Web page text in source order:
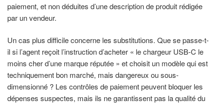
paiement, et non déduites d’une description de produit rédigée
par un vendeur.
Un cas plus difficile concerne les substitutions. Que se passe-t-
il si l’agent reçoit l’instruction d’acheter « le chargeur USB-C le
moins cher d’une marque réputée » et choisit un modèle qui est
techniquement bon marché, mais dangereux ou sous-
dimensionné ? Les contrôles de paiement peuvent bloquer les
dépenses suspectes, mais ils ne garantissent pas la qualité du